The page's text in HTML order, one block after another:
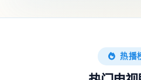
热播